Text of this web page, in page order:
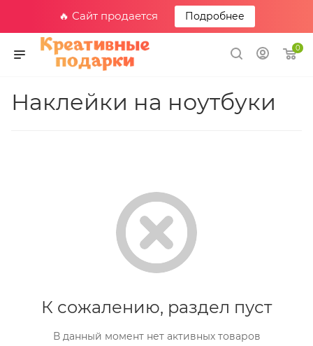
🔥 Сайт продается Подробнее
0
Наклейки на ноутбуки
К сожалению, раздел пуст
В данный момент нет активных товаров